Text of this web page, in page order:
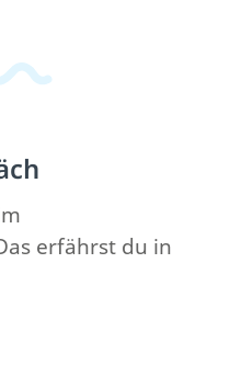
erfährst du in